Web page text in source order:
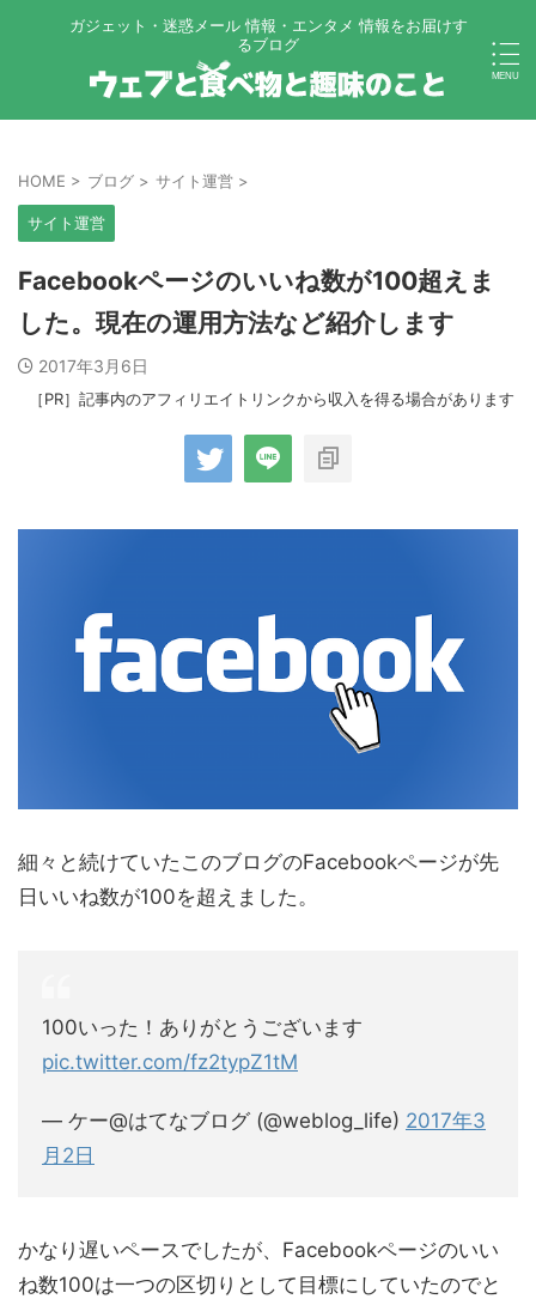
ガジェット・迷惑メール 情報・エンタメ 情報をお届けす
るブログ
HOME > ブログ > サイト運営 >
サイト運営
Facebookページのいいね数が100超えま
した。現在の運用方法など紹介します
2017年3月6日
［PR］記事内のアフィリエイトリンクから収入を得る場合があります
細々と続けていたこのブログのFacebookページが先
日いいね数が100を超えました。
100いった！ありがとうございます
pic.twitter.com/fz2typZ1tM
— ケー@はてなブログ (@weblog_life) 2017年3
月2日
かなり遅いペースでしたが、Facebookページのいい
ね数100は一つの区切りとして目標にしていたのでと